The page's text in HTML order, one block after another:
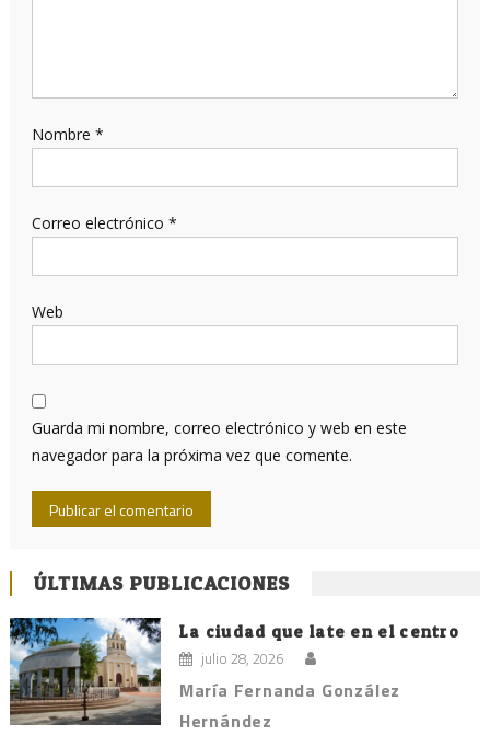
Nombre *
Correo electrónico *
Web
Guarda mi nombre, correo electrónico y web en este
navegador para la próxima vez que comente.
ÚLTIMAS PUBLICACIONES
La ciudad que late en el centro
julio 28, 2026
María Fernanda González
Hernández